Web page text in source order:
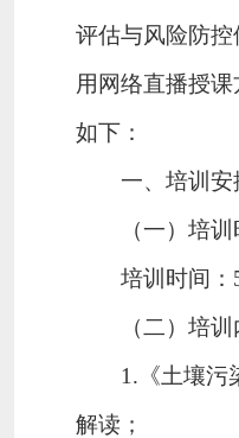
评估与风险防
用网络直播授
如下：
一、培训安
（一）培
培训时间：
（二）培
1. 《土壤
解读；